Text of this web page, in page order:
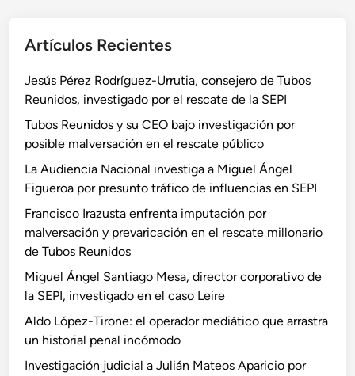
Artículos Recientes
Jesús Pérez Rodríguez-Urrutia, consejero de Tubos
Reunidos, investigado por el rescate de la SEPI
Tubos Reunidos y su CEO bajo investigación por
posible malversación en el rescate público
La Audiencia Nacional investiga a Miguel Ángel
Figueroa por presunto tráfico de influencias en SEPI
Francisco Irazusta enfrenta imputación por
malversación y prevaricación en el rescate millonario
de Tubos Reunidos
Miguel Ángel Santiago Mesa, director corporativo de
la SEPI, investigado en el caso Leire
Aldo López-Tirone: el operador mediático que arrastra
un historial penal incómodo
Investigación judicial a Julián Mateos Aparicio por